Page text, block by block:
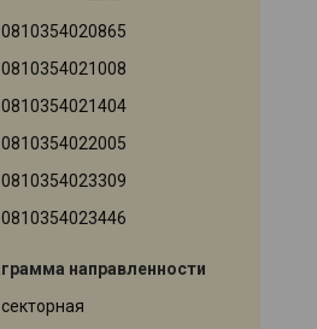
0810354020865
0810354021008
0810354021404
0810354022005
0810354023309
0810354023446
направленности
секторная